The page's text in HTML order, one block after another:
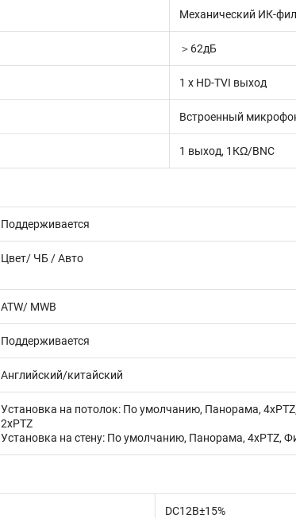
Механический ИК-
＞62дБ
1 х HD-TVI выход
Встроенный
1 выход, 1КΩ/BNC
Поддерживается
Цвет/ ЧБ / Авто
ATW/ MWB
Поддерживается
Английский/китайский
Установка на потолок: По умолчанию, Панорама,
2хPTZ
Установка на стену: По умолчанию, Панорама, 4xPTZ,
DC12В±15%